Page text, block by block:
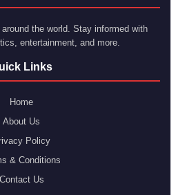
around the world. Stay informed with
entertainment, and more.
Links
Home
About Us
Policy
& Conditions
Contact Us